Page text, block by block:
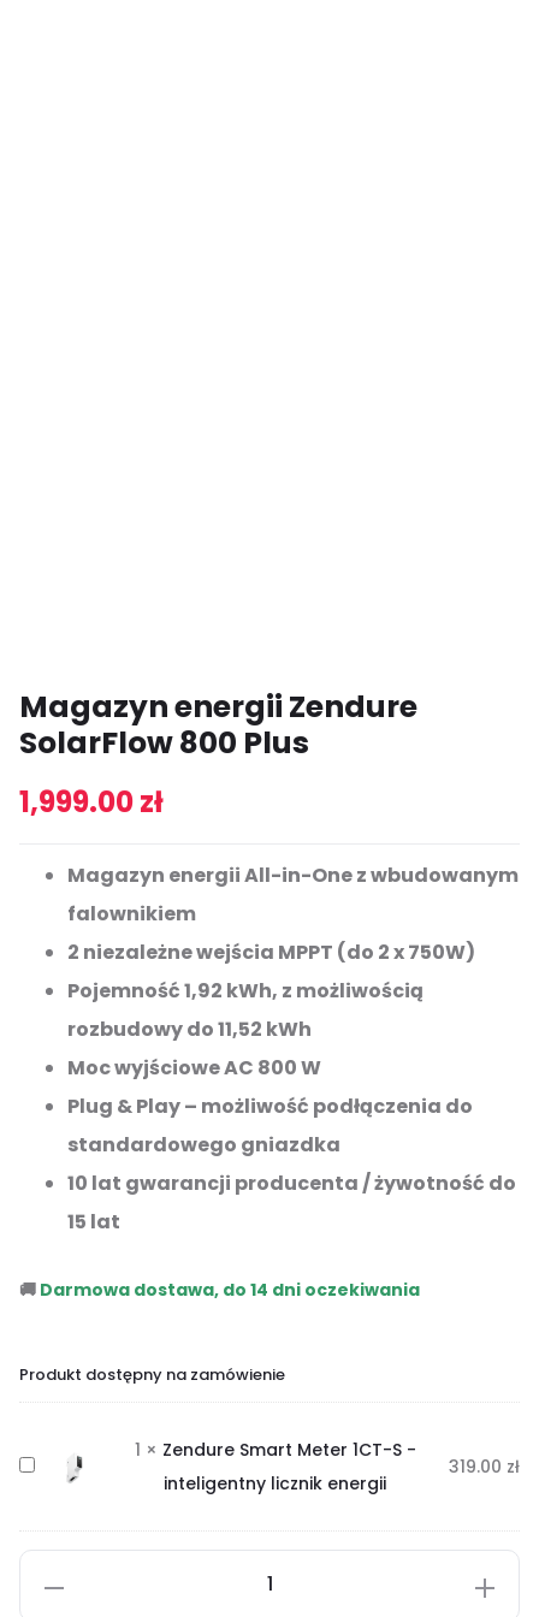
Magazyn energii Zendure
SolarFlow 800 Plus
1,999.00zł
Magazyn energii All-in-One z wbudowanym
falownikiem
2 niezależne wejścia MPPT (do 2 x 750W)
Pojemność 1,92 kWh, z możliwością
rozbudowy do 11,52 kWh
Moc wyjściowe AC 800 W
Plug & Play – możliwość podłączenia do
standardowego gniazdka
10 lat gwarancji producenta / żywotność do
15 lat
🚚 Darmowa dostawa, do 14 dni oczekiwania
Produkt dostępny na zamówienie
Z
n
1 × Zendure Smart Meter 1CT-S -
inteligentny licznik energii
319.00 zł